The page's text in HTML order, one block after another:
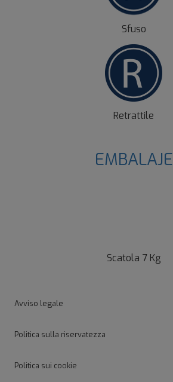
Sfuso
Retrattile
EMBALAJE
Scatola 7 Kg
Avviso legale
Politica sulla riservatezza
Politica sui cookie